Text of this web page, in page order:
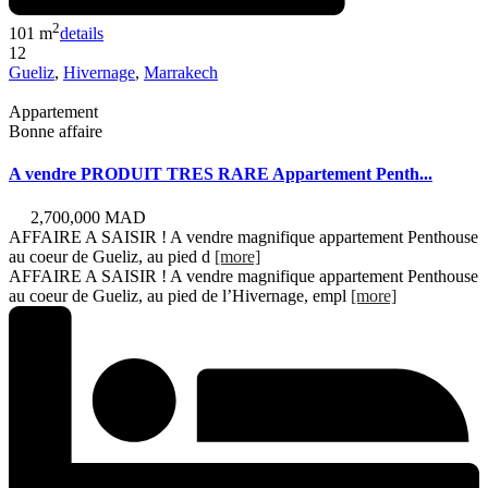
101 m2details
12
Gueliz, Hivernage, Marrakech
Appartement
Bonne affaire
A vendre PRODUIT TRES RARE Appartement Penth...
2,700,000 MAD
AFFAIRE A SAISIR ! A vendre magnifique appartement Penthouse
au coeur de Gueliz, au pied d [more]
AFFAIRE A SAISIR ! A vendre magnifique appartement Penthouse
au coeur de Gueliz, au pied de l’Hivernage, empl [more]